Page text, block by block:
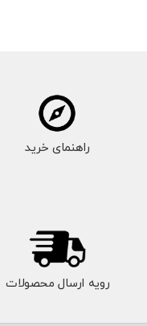
راهنمای خرید
رویه ارسال محصولات